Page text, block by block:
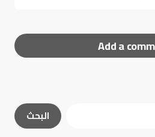
Add a
الحقول الإلزاميةالبحث